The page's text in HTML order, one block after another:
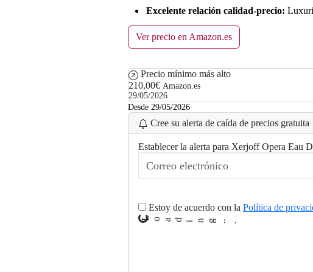
Excelente relación calidad-precio:
Ver precio en Amazon.es
Precio mínimo más alto
210,00€ Amazon.es
29/05/2026
Desde 29/05/2026
Cree su alerta de caída de precios gratuita
Establecer la alerta para Xerjoff Opera Eau
Estoy de acuerdo con la Política de
L